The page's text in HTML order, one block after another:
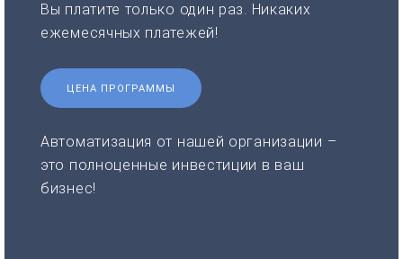
Вы платите только один раз. Никаких
ежемесячных платежей!
ЦЕНА ПРОГРАММЫ
Автоматизация от нашей организации –
это полноценные инвестиции в ваш
бизнес!